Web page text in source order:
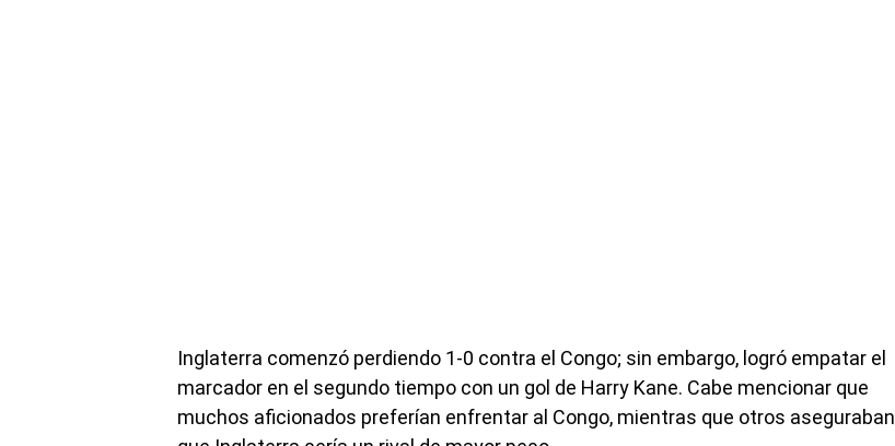
Inglaterra comenzó perdiendo 1-0 contra el Congo; sin embargo, logró empatar el
marcador en el segundo tiempo con un gol de Harry Kane. Cabe mencionar que
muchos aficionados preferían enfrentar al Congo, mientras que otros aseguraban